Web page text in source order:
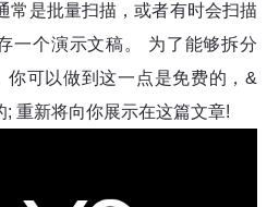
常是批量扫描，或者有时会扫描
一个演示文稿。 为了能够拆分
你可以做到这一点是免费的，&
; 重新将向你展示在这篇文章!